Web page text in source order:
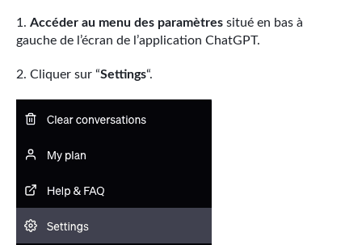
Accéder au menu des paramètres situé en bas à
gauche de l’écran de l’application ChatGPT.
Cliquer sur “Settings“.